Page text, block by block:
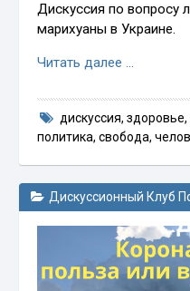
Дискуссия по вопросу
марихуаны в Украине.
Читать далее …
дискуссия, здоровье,
политика,свобода,
Дискуссионный Клуб